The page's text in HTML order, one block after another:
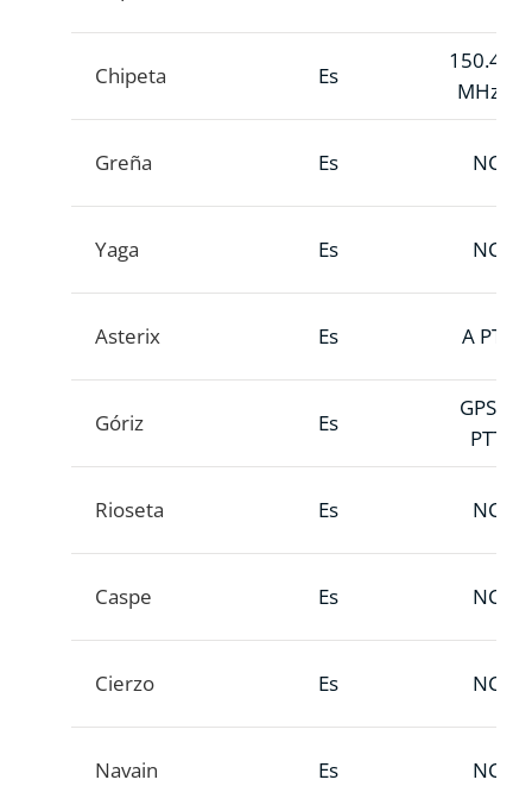
Chipeta Es
150.434
MHz A
Greña Es NC
Yaga Es NC
Asterix Es A PTT
Góriz Es
GPS A
PTT
Rioseta Es NC
Caspe Es NC
Cierzo Es NC
Navain Es NC